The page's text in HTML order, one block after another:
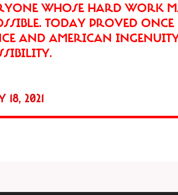
WHOSE HARD WORK
TODAY PROVED ONCE
AND AMERICAN
18, 2021